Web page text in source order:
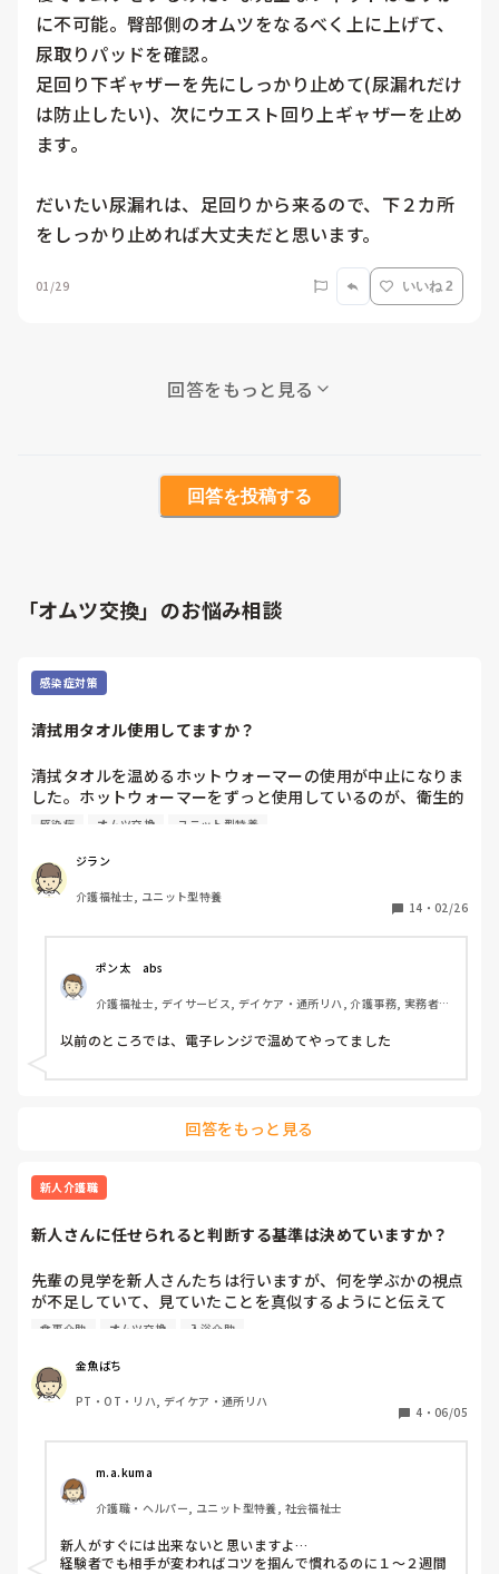
に不可能。臀部側のオムツをなるべく上に上げて、
尿取りパッドを確認。
足回り下ギャザーを先にしっかり止めて(尿漏れだけ
は防止したい)、次にウエスト回り上ギャザーを止め
ます。
だいたい尿漏れは、足回りから来るので、下２カ所
をしっかり止めれば大丈夫だと思います。
01/29 いいね 2
回答をもっと見る
回答を投稿する
「オムツ交換」のお悩み相談
感染症対策
清拭用タオル使用してますか？
清拭タオルを温めるホットウォーマーの使用が中止になりま
した。ホットウォーマーをずっと使用しているのが、衛生的
に良くないらしく、レジオネラ菌の問題もあるそうで……
今は居室にある洗面台のお湯を使用して、その都度濡らして
から対応をしていますが、洗面台から出るお湯は38℃くらい
なので、清拭タオルとしては少し冷たい温度で、入居者さん
こんご、ホットウォーマーを使用することはないようで、何
か別の対応を考えないといけないのですが、皆さんの施設
感染症 オムツ交換 ユニット型特養
ジラン
介護福祉士, ユニット型特養
14 ・ 02/26
ポン太　abs
介護福祉士, デイサービス, デイケア・通所リハ, 介護事務, 実務者研
以前のところでは、電子レンジで温めてやってました
回答をもっと見る
新人介護職
新人さんに任せられると判断する基準は決めていますか？
先輩の見学を新人さんたちは行いますが、何を学ぶかの視点
が不足していて、見ていたことを真似するようにと伝えて
も、だいたい再現できません。即時に再現できずにもたつく
ど、特に体に麻痺など身体的症状を伴う方の配慮は理屈は分
かっても再現できずに苦労しています。
時間が解決すると見守るか、どうしても無理と業務から外す
食事介助 オムツ交換 入浴介助
金魚ばち
PT・OT・リハ, デイケア・通所リハ
4 ・ 06/05
m.a.kuma
介護職・ヘルパー, ユニット型特養, 社会福祉士
新人がすぐには出来ないと思いますよ…
経験者でも相手が変わればコツを掴んで慣れるのに１〜２週間